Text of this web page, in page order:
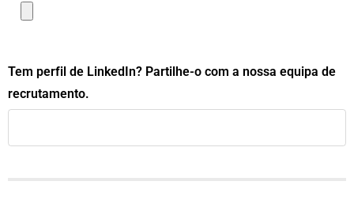
Tem perfil de LinkedIn? Partilhe-o com a nossa equipa de
recrutamento.